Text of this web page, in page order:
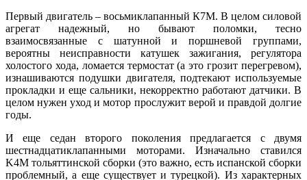
Первый двигатель – восьмиклапанный К7М. В целом силовой
агрегат надежный, но бывают поломки, тесно
взаимосвязанные с шатунной и поршневой группами,
вероятны неисправности катушек зажигания, регулятора
холостого хода, ломается термостат (а это грозит перегревом),
изнашиваются подушки двигателя, подтекают используемые
прокладки и еще сальники, некорректно работают датчики. В
целом нужен уход и мотор прослужит верой и правдой долгие
годы.
И еще седан второго поколения предлагается с двумя
шестнадцатиклапанными моторами. Изначально ставился
K4M тольяттинской сборки (это важно, есть испанской сборки
проблемный, а еще существует и турецкой). Из характерных